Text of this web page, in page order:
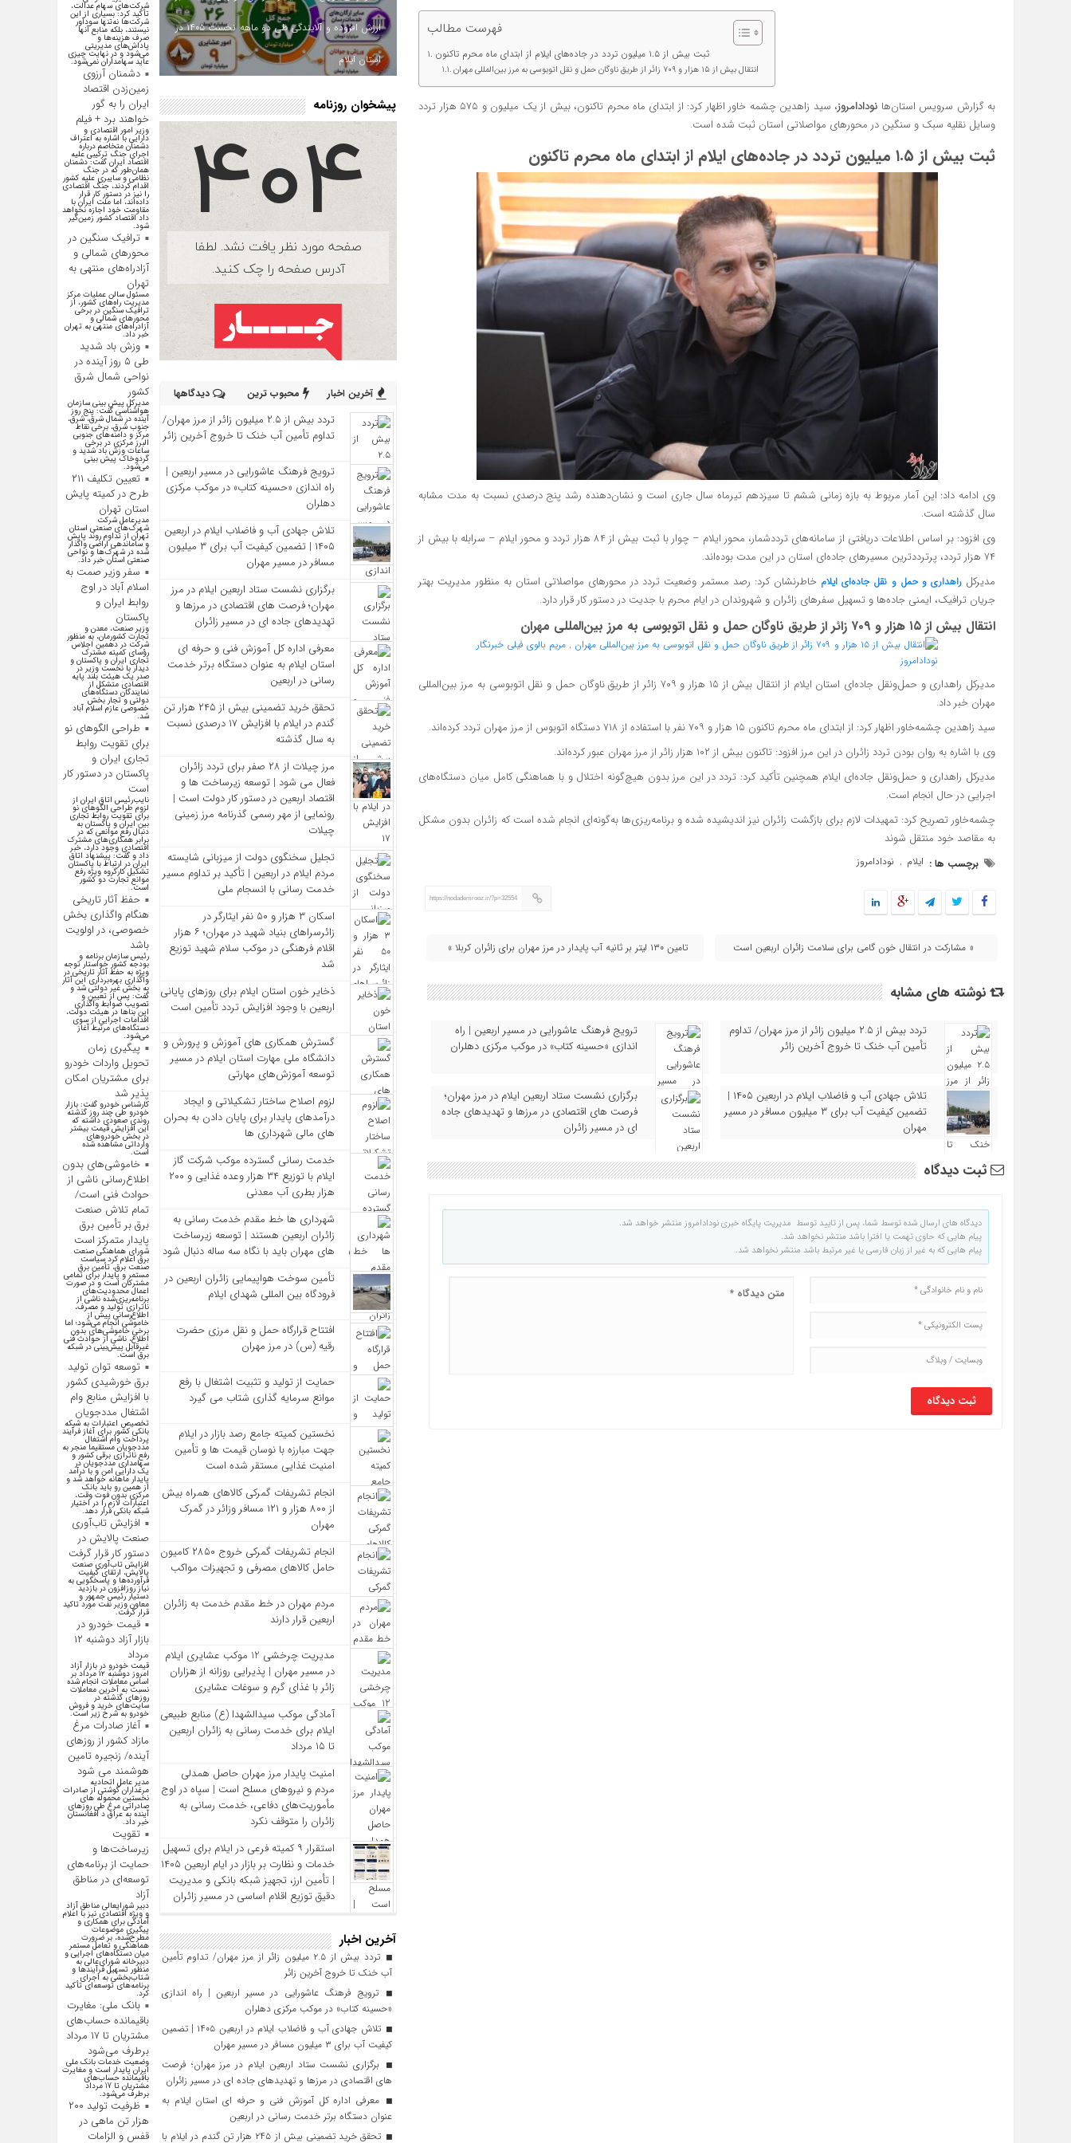
فهرست مطالب
ثبت بیش از ۱.۵ میلیون تردد در جاده‌های ایلام از ابتدای ماه محرم تاکنون
انتقال بیش از ۱۵ هزار و ۷۰۹ زائر از طریق ناوگان حمل و نقل اتوبوسی به مرز بین‌المللی مهران
به گزارش سرویس استان‌ها نودادامروز
، سید زاهدین چشمه خاور اظهار کرد: از ابتدای ماه محرم تاکنون، بیش از یک میلیون و ۵۷۵ هزار تردد
وسایل نقلیه سبک و سنگین در محورهای مواصلاتی استان ثبت شده است.
ثبت بیش از ۱.۵ میلیون تردد در جاده‌های ایلام از ابتدای ماه محرم تاکنون
وی ادامه داد: این آمار مربوط به بازه زمانی ششم تا سیزدهم تیرماه سال جاری است و نشان‌دهنده رشد پنج درصدی نسبت به مدت مشابه
سال گذشته است.
وی افزود: بر اساس اطلاعات دریافتی از سامانه‌های ترددشمار، محور ایلام – چوار با ثبت بیش از ۸۴ هزار تردد و محور ایلام – سرابله با بیش از
۷۴ هزار تردد، پرترددترین مسیرهای جاده‌ای استان در این مدت بوده‌اند.
مدیرکل راهداری و حمل و نقل جاده‌ای ایلام خاطرنشان کرد: رصد مستمر وضعیت تردد در محورهای مواصلاتی استان به منظور مدیریت بهتر
جریان ترافیک، ایمنی جاده‌ها و تسهیل سفرهای زائران و شهروندان در ایام محرم با جدیت در دستور کار قرار دارد.
انتقال بیش از ۱۵ هزار و ۷۰۹ زائر از طریق ناوگان حمل و نقل اتوبوسی به مرز بین‌المللی مهران
مدیرکل راهداری و حمل‌ونقل جاده‌ای استان ایلام از انتقال بیش از ۱۵ هزار و ۷۰۹ زائر از طریق ناوگان حمل و نقل اتوبوسی به مرز بین‌المللی
مهران خبر داد.
سید زاهدین چشمه‌خاور اظهار کرد: از ابتدای ماه محرم تاکنون ۱۵ هزار و ۷۰۹ نفر با استفاده از ۷۱۸ دستگاه اتوبوس از مرز مهران تردد کرده‌اند.
وی با اشاره به روان بودن تردد زائران در این مرز افزود: تاکنون بیش از ۱۰۲ هزار زائر از مرز مهران عبور کرده‌اند.
مدیرکل راهداری و حمل‌ونقل جاده‌ای ایلام همچنین تأکید کرد: تردد در این مرز بدون هیچ‌گونه اختلال و با هماهنگی کامل میان دستگاه‌های
اجرایی در حال انجام است.
چشمه‌خاور تصریح کرد: تمهیدات لازم برای بازگشت زائران نیز اندیشیده شده و برنامه‌ریزی‌ها به‌گونه‌ای انجام شده است که زائران بدون مشکل
به مقاصد خود منتقل شوند
برچسب ها : ایلام , نودادامروز
https://nodademrooz.ir/?p=32554
« مشارکت در انتقال خون گامی برای سلامت زائران اربعین است تامین ۱۳۰ لیتر بر ثانیه آب پایدار در مرز مهران برای زائران کربلا »
نوشته های مشابه
تردد بیش از ۲.۵ میلیون زائر از مرز مهران/ تداوم
تأمین آب خنک تا خروج آخرین زائر
ترویج فرهنگ عاشورایی در مسیر اربعین | راه‌
اندازی «حسینه کتاب» در موکب مرکزی دهلران
تلاش جهادی آب و فاضلاب ایلام در اربعین ۱۴۰۵ |
تضمین کیفیت آب برای ۳ میلیون مسافر در مسیر
مهران
برگزاری نشست ستاد اربعین ایلام در مرز مهران؛
فرصت‌ های اقتصادی در مرزها و تهدیدهای جاده‌
ای در مسیر زائران
ثبت دیدگاه
دیدگاه های ارسال شده توسط شما، پس از تایید توسط مدیریت پایگاه خبری نودادامروز منتشر خواهد شد.
پیام هایی که حاوی تهمت یا افترا باشد منتشر نخواهد شد.
پیام هایی که به غیر از زبان فارسی یا غیر مرتبط باشد منتشر نخواهد شد.
ارزش افزوده و آلایندگی طی دو ماهه نخست ۱۴۰۵ در
استان ایلام
پیشخوان روزنامه
آخرین اخبار محبوب ترین دیدگاهها
تردد بیش از ۲.۵ میلیون زائر از مرز مهران/
تداوم تأمین آب خنک تا خروج آخرین زائر
ترویج فرهنگ عاشورایی در مسیر اربعین |
راه‌ اندازی «حسینه کتاب» در موکب مرکزی
دهلران
تلاش جهادی آب و فاضلاب ایلام در اربعین
۱۴۰۵ | تضمین کیفیت آب برای ۳ میلیون
مسافر در مسیر مهران
برگزاری نشست ستاد اربعین ایلام در مرز
مهران؛ فرصت‌ های اقتصادی در مرزها و
تهدیدهای جاده‌ ای در مسیر زائران
معرفی اداره کل آموزش فنی و حرفه‌ ای
استان ایلام به‌ عنوان دستگاه برتر خدمت‌
رسانی در اربعین
تحقق خرید تضمینی بیش از ۲۴۵ هزار تن
گندم در ایلام با افزایش ۱۷ درصدی نسبت
به سال گذشته
مرز چیلات از ۲۸ صفر برای تردد زائران
فعال می‌ شود | توسعه زیرساخت‌ ها و
اقتصاد اربعین در دستور کار دولت است |
رونمایی از مهر رسمی گذرنامه مرز زمینی
چیلات
تجلیل سخنگوی دولت از میزبانی شایسته
مردم ایلام در اربعین | تأکید بر تداوم مسیر
خدمت‌ رسانی با انسجام ملی
اسکان ۳ هزار و ۵۰ نفر ایثارگر در
زائرسراهای بنیاد شهید در مهران؛ ۶ هزار
اقلام فرهنگی در موکب سلام شهید توزیع
شد
ذخایر خون استان ایلام برای روزهای پایانی
اربعین با وجود افزایش تردد تأمین است
گسترش همکاری‌ های آموزش و پرورش و
دانشگاه ملی مهارت استان ایلام در مسیر
توسعه آموزش‌های مهارتی
لزوم اصلاح ساختار تشکیلاتی و ایجاد
درآمدهای پایدار برای پایان دادن به بحران‌
های مالی شهرداری‌ ها
خدمت رسانی گسترده موکب شرکت گاز
ایلام با توزیع ۳۴ هزار وعده غذایی و ۲۰۰
هزار بطری آب معدنی
شهرداری‌ ها خط مقدم خدمت ‌رسانی به
زائران اربعین هستند | توسعه زیرساخت
‌های مهران باید با نگاه سه‌ ساله دنبال شود
تأمین سوخت هواپیمایی زائران اربعین در
فرودگاه بین المللی شهدای ایلام
افتتاح قرارگاه حمل‌ و نقل مرزی حضرت
رقیه (س) در مرز مهران
حمایت از تولید و تثبیت اشتغال با رفع
موانع سرمایه‌ گذاری شتاب می‌ گیرد
نخستین کمیته جامع رصد بازار در ایلام
جهت مبارزه با نوسان قیمت‌ ها و تأمین
امنیت غذایی مستقر شده است
انجام تشریفات گمرکی کالاهای همراه بیش
از ۸۰۰ هزار و ۱۲۱ مسافر وزائر در گمرک
مهران
انجام تشریفات گمرکی خروج ۲۸۵۰ کامیون
حامل کالاهای مصرفی و تجهیزات مواکب
مردم مهران در خط مقدم خدمت به زائران
اربعین قرار دارند
مدیریت چرخشی 12 موکب‌ عشایری ایلام
در مسیر مهران | پذیرایی روزانه از هزاران
زائر با غذای گرم و سوغات عشایری
آمادگی موکب سیدالشهدا (ع) منابع طبیعی
ایلام برای خدمت‌ رسانی به زائران اربعین
تا ۱۵ مرداد
امنیت پایدار مرز مهران حاصل همدلی
مردم و نیروهای مسلح است | سپاه در اوج
مأموریت‌های دفاعی، خدمت‌ رسانی به
زائران را متوقف نکرد
استقرار ۹ کمیته فرعی در ایلام برای تسهیل
خدمات و نظارت بر بازار در ایام اربعین ۱۴۰۵
| تأمین ارز، تجهیز شبکه بانکی و مدیریت
دقیق توزیع اقلام اساسی در مسیر زائران
آخرین اخبار
تردد بیش از ۲.۵ میلیون زائر از مرز مهران/ تداوم تأمین
آب خنک تا خروج آخرین زائر
ترویج فرهنگ عاشورایی در مسیر اربعین | راه‌ اندازی
«حسینه کتاب» در موکب مرکزی دهلران
تلاش جهادی آب و فاضلاب ایلام در اربعین ۱۴۰۵ | تضمین
کیفیت آب برای ۳ میلیون مسافر در مسیر مهران
برگزاری نشست ستاد اربعین ایلام در مرز مهران؛ فرصت‌
های اقتصادی در مرزها و تهدیدهای جاده‌ ای در مسیر زائران
معرفی اداره کل آموزش فنی و حرفه‌ ای استان ایلام به‌
عنوان دستگاه برتر خدمت‌ رسانی در اربعین
تحقق خرید تضمینی بیش از ۲۴۵ هزار تن گندم در ایلام با
شرکت‌های سهام عدالت،
تأکید کرد: بسیاری از این
شرکت‌ها نه‌تنها سودآور
نیستند، بلکه منابع آنها
صرف هزینه‌ها و
پاداش‌های مدیریتی
می‌شود و در نهایت چیزی
عاید سهامداران نمی‌شود.
دشمنان آرزوی
زمین‌زدن اقتصاد
ایران را به گور
خواهند برد + فیلم
وزیر امور اقتصادی و
دارایی با اشاره به اعتراف
دشمنان متخاصم درباره
اجرای جنگ ترکیبی علیه
اقتصاد ایران گفت: دشمنان
همان‌طور که در جنگ
نظامی و سایبری علیه کشور
اقدام کردند، جنگ اقتصادی
را نیز در دستور کار قرار
داده‌اند، اما ملت ایران با
مقاومت خود اجازه نخواهد
داد اقتصاد کشور زمین‌گیر
شود.
ترافیک سنگین در
محورهای شمالی و
آزادراه‌های منتهی به
تهران
مسئول سالن عملیات مرکز
مدیریت راه‌های کشور، از
ترافیک سنگین در برخی
محور‌های شمالی و
آزادراه‌های منتهی به تهران
خبر داد.
وزش باد شدید
طی ۵ روز آینده در
نواحی شمال شرق
کشور
مدیرکل پیش بینی سازمان
هواشناسی گفت: پنج روز
آینده در شمال شرق، شرق،
جنوب شرق، برخی نقاط
مرکز و دامنه‌های جنوبی
البرز مرکزی در برخی
ساعات وزش باد شدید و
گردوخاک پیش بینی
می‌شود.
تعیین تکلیف ۲۱۱
طرح در کمیته پایش
استان تهران
مدیرعامل شرکت
شهرک‌های صنعتی استان
تهران از تداوم روند پایش
و ساماندهی اراضی واگذار
شده در شهرک‌ها و نواحی
صنعتی استان خبر داد.
سفر وزیر صمت به
اسلام آباد در اوج
روابط ایران و
پاکستان
وزیر صنعت، معدن و
تجارت کشورمان، به منظور
شرکت در دهمین اجلاس
رؤسای کمیته مشترک
تجاری ایران و پاکستان و
دیدار با نخست وزیر در
صدر یک هیئت بلند پایه
اقتصادی متشکل از
نمایندگان دستگاه‌های
دولتی و تجار بخش
خصوصی عازم اسلام آباد
شد.
طراحی الگوهای نو
برای تقویت روابط
تجاری ایران و
پاکستان در دستور کار
است
نایب‌رئیس اتاق ایران از
لزوم طراحی الگوهای نو
برای تقویت روابط تجاری
بین ایران و پاکستان به
دنبال رفع موانعی که در
برابر همکاری‌های مشترک
اقتصادی وجود دارد، خبر
داد و گفت: پیشنهاد اتاق
ایران در ارتباط با پاکستان
تشکیل کارگروه ویژه رفع
موانع تجارت دو کشور
است.
حفظ آثار تاریخی
هنگام واگذاری بخش
خصوصی، در اولویت
باشد
رئیس سازمان برنامه و
بودجه کشور خواستار توجه
ویژه به حفظ آثار تاریخی در
واگذاری بهره‌برداری این آثار
به بخش غیر دولتی شد و
گفت: پس از تعیین و
تصویب ضوابط واگذاری
این بنا‌ها در هیئت دولت،
اقدامات اجرایی از سوی
دستگاه‌های مرتبط آغاز
می‌شود.
پیگیری زمان
تحویل واردات خودرو
برای مشتریان امکان
پذیر شد
کارشناس خودرو گفت: بازار
خودرو طی چند روز گذشته
روندی صعودی داشته که
این افزایش قیمت بیشتر
در بخش خودرو‌های
وارداتی مشاهده شده
است.
خاموشی‌های بدون
اطلاع‌رسانی ناشی از
حوادث فنی است/
تمام تلاش صنعت
برق بر تأمین برق
پایدار متمرکز است
شورای هماهنگی صنعت
برق اعلام کرد سیاست
صنعت برق، تأمین برق
مستمر و پایدار برای تمامی
مشترکان است و در صورت
اعمال محدودیت‌های
برنامه‌ریزی‌شده ناشی از
ناترازی تولید و مصرف،
اطلاع‌رسانی پیش از
خاموشی انجام می‌شود؛ اما
برخی خاموشی‌های بدون
اطلاع، ناشی از حوادث فنی
غیرقابل پیش‌بینی در شبکه
برق است.
توسعه توان تولید
برق خورشیدی کشور
با افزایش منابع وام
اشتغال مددجویان
تخصیص اعتبارات به شبکه
بانکی کشور برای آغاز فرآیند
پرداخت وام اشتغال
مددجویان مستقیما منجر به
رفع ناترازی برقی کشور و
سهامداری مددجویان در
یک دارایی امن و با درآمد
پایدار ماهانه خواهد شد و
از همین رو باید بانک
مرکزی بدون فوت وقت،
اعتبارات لازم را در اختیار
شبکه بانکی قرار دهد.
افزایش تاب‌آوری
صنعت پالایش در
دستور کار قرار گرفت
افزایش تاب‌آوری صنعت
پالایش، ارتقای کیفیت
فرآورده‌ها و پاسخگویی به
نیاز روزافزون در بازدید
دستیار رئیس جمهور و
معاون وزیر نفت مورد تاکید
قرار گرفت.
قیمت خودرو در
بازار آزاد دوشنبه ۱۲
مرداد
قیمت خودرو در بازار آزاد
امروز دوشنبه ۱۲ مرداد بر
اساس معاملات انجام شده
نسبت به آخرین معاملات
روز‌های گذشته در
سایت‌های خرید و فروش
خودرو به شرح زیر است.
آغاز صادرات مرغ
مازاد کشور از روزهای
آینده/ زنجیره تامین
هوشمند می شود
مدیر عامل اتحادیه
مرغداران گوشتی از صادرات
نخستین محموله های
صادراتی مرغ طی روزهای
آینده به عراق د افغانستان
خبر داد.
تقویت
زیرساخت‌ها و
حمایت از برنامه‌های
توسعه‌ای در مناطق
آزاد
دبیر شورایعالی مناطق آزاد
و ویژه اقتصادی نیز با اعلام
آمادگی برای همکاری و
پیگیری موضوعات
مطرح‌شده، بر ضرورت
هماهنگی و تعامل مستمر
میان دستگاه‌های اجرایی و
دبیرخانه شورای‌عالی به
منظور تسهیل فرآیند‌ها و
شتاب‌بخشی به اجرای
برنامه‌های توسعه‌ای تأکید
کرد.
بانک ملی: مغایرت
باقیمانده حساب‌های
مشتریان تا ۱۷ مرداد
برطرف می‌شود
وضعیت خدمات بانک ملی
ایران پایدار است و مغایرت‌
باقیمانده حساب‌های
مشتریان تا 17 مرداد
برطرف می‌شود.
ظرفیت تولید ۲۰۰
هزار تن ماهی در
قفس و الزامات